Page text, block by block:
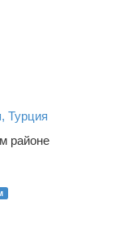
Турция
районе